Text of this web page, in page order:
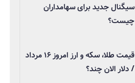
سیگنال جدید برای سهامداران
چیست؟
قیمت طلا، سکه و ارز امروز ۱۶ مرداد
/ دلار الان چند؟